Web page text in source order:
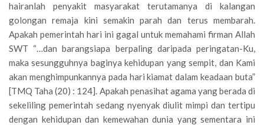
hairanlah penyakit masyarakat terutamanya di kalangan
golongan remaja kini semakin parah dan terus membarah.
Apakah pemerintah hari ini gagal untuk memahami firman Allah
SWT “…dan barangsiapa berpaling daripada peringatan-Ku,
maka sesungguhnya baginya kehidupan yang sempit, dan Kami
akan menghimpunkannya pada hari kiamat dalam keadaan buta”
[TMQ Taha (20) : 124]. Apakah penasihat agama yang berada di
sekeliling pemerintah sedang nyenyak diulit mimpi dan tertipu
dengan kehidupan dan kemewahan dunia yang sementara ini